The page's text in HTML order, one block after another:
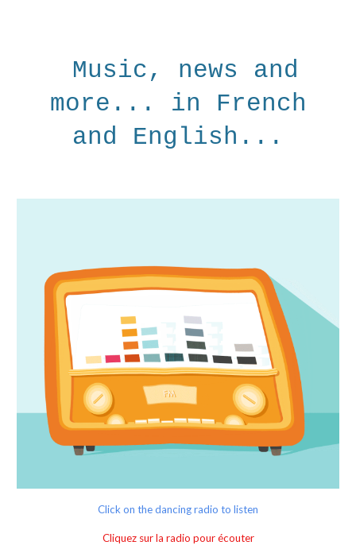
Music, news and
more... in French
and English...
Click on the dancing radio to listen
Cliquez sur la radio pour écouter